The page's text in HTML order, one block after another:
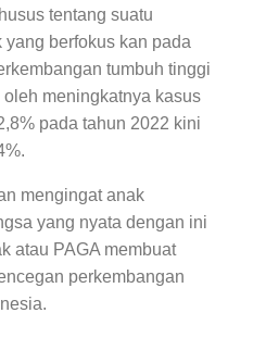
tentang suatu
berfokus kan pada
tumbuh tinggi
meningkatnya kasus
pada tahun 2022 kini
mengingat anak
yang nyata dengan ini
atau PAGA membuat
perkembangan